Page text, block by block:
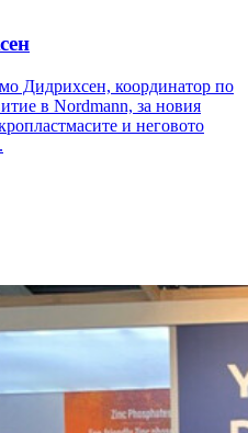
Дидрихсен, координатор по
в Nordmann, за новия
и неговото